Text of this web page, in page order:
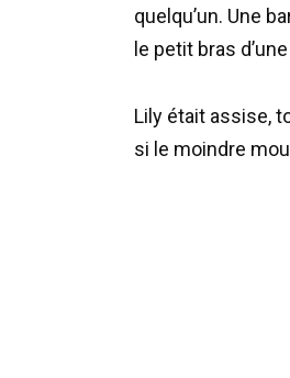
quelqu’un. Une
le petit bras
Lily était assise,
si le moindre